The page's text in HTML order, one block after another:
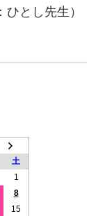
とし先生）
土
1
8
15